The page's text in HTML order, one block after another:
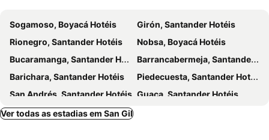
Sogamoso, Boyacá Hotéis
Girón, Santander Hotéis
Rionegro, Santander Hotéis
Nobsa, Boyacá Hotéis
Bucaramanga, Santander Hotéis
Barrancabermeja, Santander Hotéis
Barichara, Santander Hotéis
Piedecuesta, Santander Hotéis
San Andrés, Santander Hotéis Guaca, Santander Hotéis
Yumbo, Valle do Cauca Hotéis
Ver todas as estadias em San Gil